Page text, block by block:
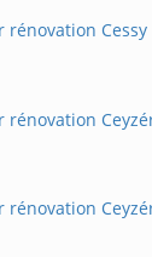
rénovation Cessy
rénovation
rénovation